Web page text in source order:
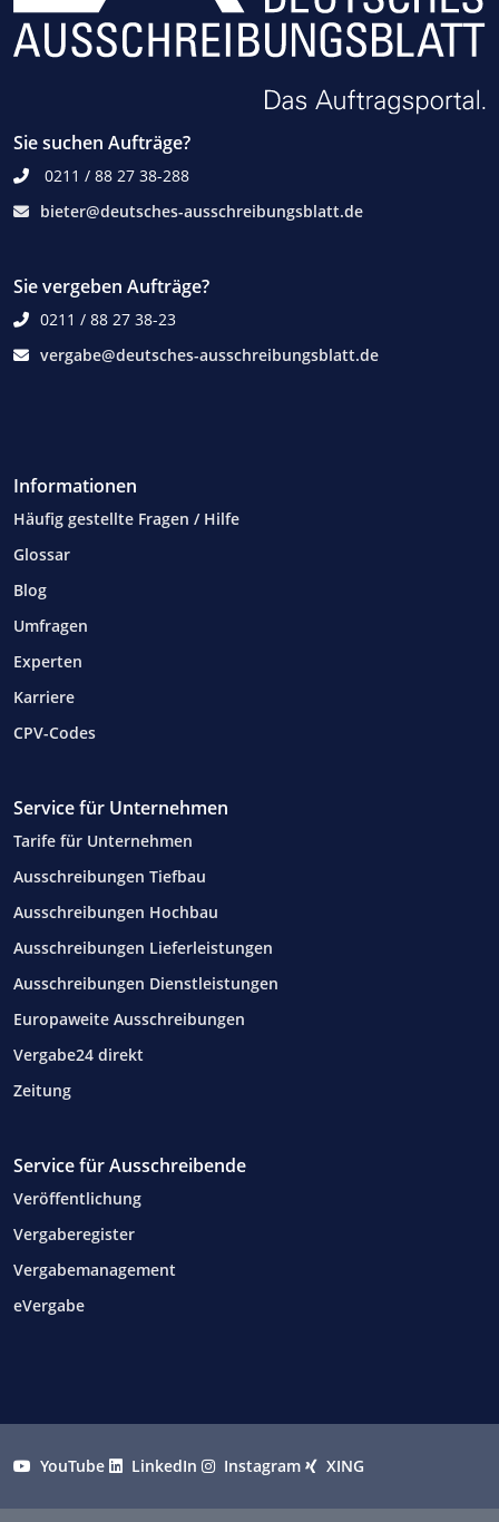
Sie suchen Aufträge?
0211 / 88 27 38-288
bieter@deutsches-ausschreibungsblatt.de
Sie vergeben Aufträge?
0211 / 88 27 38-23
vergabe@deutsches-ausschreibungsblatt.de
Informationen
Häufig gestellte Fragen / Hilfe
Glossar
Blog
Umfragen
Experten
Karriere
CPV-Codes
Service für Unternehmen
Tarife für Unternehmen
Ausschreibungen Tiefbau
Ausschreibungen Hochbau
Ausschreibungen Lieferleistungen
Ausschreibungen Dienstleistungen
Europaweite Ausschreibungen
Vergabe24 direkt
Zeitung
Service für Ausschreibende
Veröffentlichung
Vergaberegister
Vergabemanagement
eVergabe
YouTube LinkedIn Instagram XING